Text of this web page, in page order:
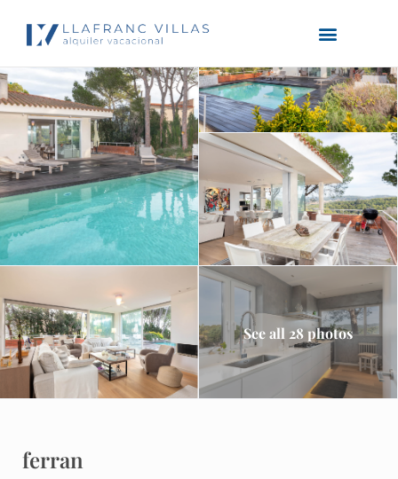
See all 28 photos
ferran